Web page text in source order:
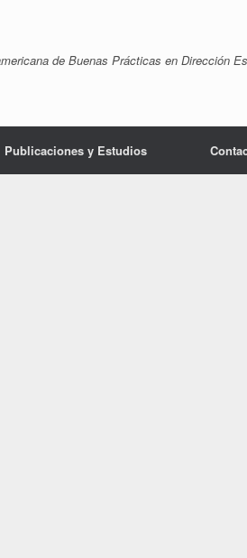
de Buenas Prácticas en Dirección
Publicaciones y Estudios